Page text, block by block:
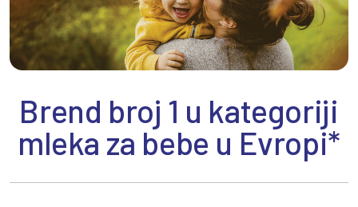
Brend broj 1 u kategoriji
mleka za bebe u Evropi*